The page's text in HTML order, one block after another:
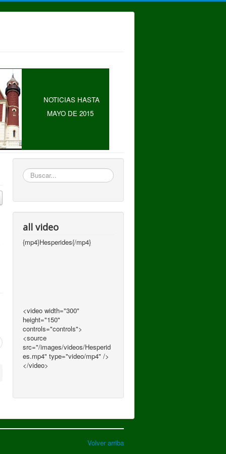
NOTICIAS HASTA
MAYO DE 2015
Buscar
all video
{mp4}Hesperides{/mp4}
<video width="300"
height="150"
controls="controls">
<source
src="/images/videos/Hesperid
es.mp4" type="video/mp4" />
</video>
Volver arriba